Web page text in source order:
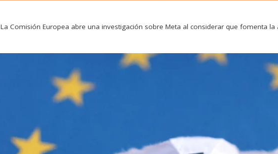
La Comisión Europea abre una investigación sobre Meta al considerar que fomenta